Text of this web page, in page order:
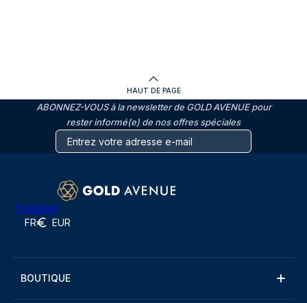
HAUT DE PAGE
ABONNEZ-VOUS à la newsletter de GOLD AVENUE pour
rester informé(e) de nos offres spéciales
Trustpilot
FR EUR
BOUTIQUE